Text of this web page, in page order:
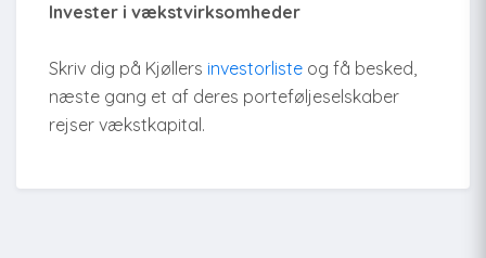
Invester i vækstvirksomheder
Skriv dig på Kjøllers investorliste og få besked,
næste gang et af deres porteføljeselskaber
rejser vækstkapital.